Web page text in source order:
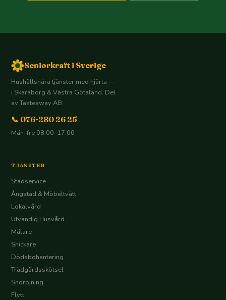
Seniorkraft i Sverige
Hushållsnära tjänster med hjärta —
i Skaraborg & Västra Götaland. Del
av Tasteaway AB.
📞 076-280 26 25
Mån–fre 08:00–17:00
TJÄNSTER
Städservice
Ångstäd & Möbeltvätt
Lokalvård
Utvändig Husvård
Målare
Snickare
Dödsbohantering
Trädgårdsskötsel
Snöröjning
Flytt